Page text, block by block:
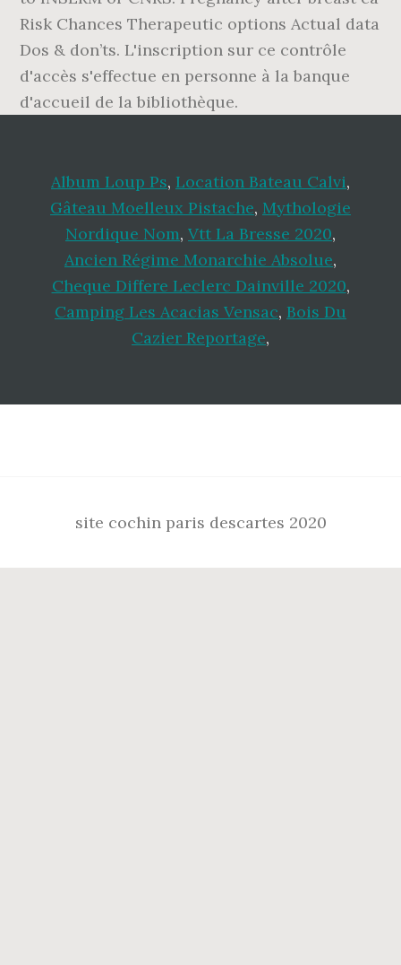
Album Loup Ps, Location Bateau Calvi,
Gâteau Moelleux Pistache, Mythologie
Nordique Nom, Vtt La Bresse 2020,
Ancien Régime Monarchie Absolue,
Cheque Differe Leclerc Dainville 2020,
Camping Les Acacias Vensac, Bois Du
Cazier Reportage,
site cochin paris descartes 2020